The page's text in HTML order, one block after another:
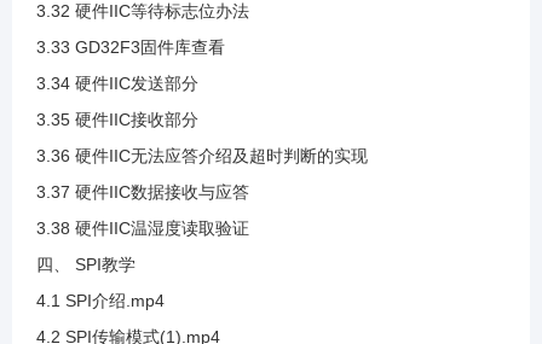
3.19 SHT20数据换算说明(1)
3.32 硬件IIC等待标志位办法
3.33 GD32F3固件库查看
3.34 硬件IIC发送部分
3.35 硬件IIC接收部分
3.36 硬件IIC无法应答介绍及超时判断的实现
3.37 硬件IIC数据接收与应答
3.38 硬件IIC温湿度读取验证
四、 SPI教学
4.1 SPI介绍.mp4
4.2 SPI传输模式(1).mp4